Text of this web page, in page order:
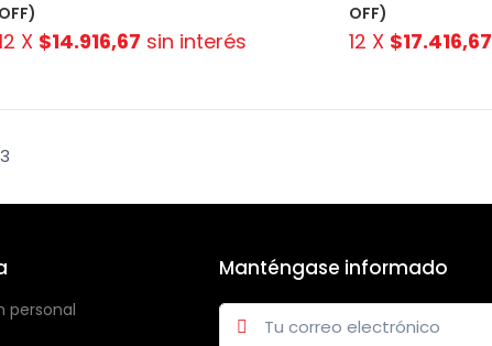
OFF)
X $14.916,67 sin interés
OFF)
12 X $17.416,67
3
personal
Manténgase informado